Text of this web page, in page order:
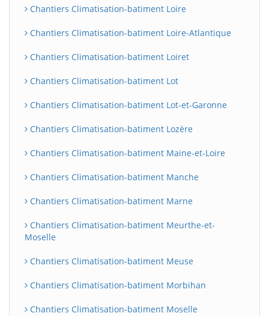
Chantiers Climatisation-batiment Loire
Chantiers Climatisation-batiment Loire-Atlantique
Chantiers Climatisation-batiment Loiret
Chantiers Climatisation-batiment Lot
Chantiers Climatisation-batiment Lot-et-Garonne
Chantiers Climatisation-batiment Lozère
Chantiers Climatisation-batiment Maine-et-Loire
Chantiers Climatisation-batiment Manche
Chantiers Climatisation-batiment Marne
Chantiers Climatisation-batiment Meurthe-et-
Moselle
Chantiers Climatisation-batiment Meuse
Chantiers Climatisation-batiment Morbihan
Chantiers Climatisation-batiment Moselle